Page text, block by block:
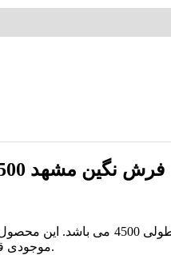
فرش نگین مشهد 1500 شانه طرح 1507 طوسی گل برجسته
موجودی قالیچه و کناره های این طرح می توانید با ما در تماس باشید.